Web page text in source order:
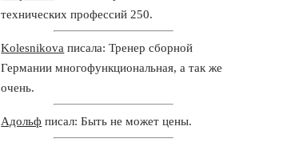
технических профессий 250.
Kolesnikova писала: Тренер сборной
Германии многофункциональная, а так же
очень.
Адольф писал: Быть не может цены.